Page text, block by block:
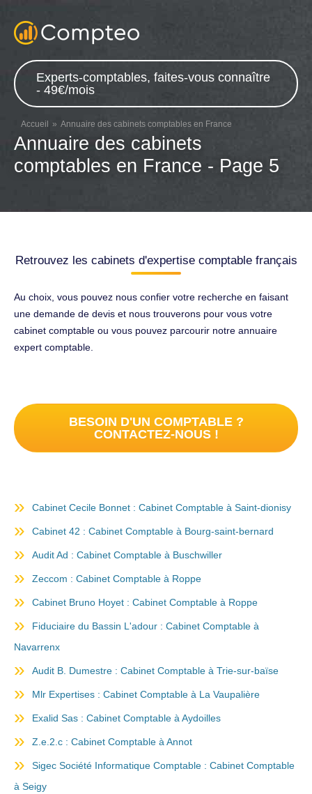
Experts-comptables, faites-vous connaître
- 49€/mois
Accueil Annuaire des cabinets comptables en France
Annuaire des cabinets
comptables en France - Page 5
Retrouvez les cabinets d'expertise comptable français
Au choix, vous pouvez nous confier votre recherche en faisant
une demande de devis et nous trouverons pour vous votre
cabinet comptable ou vous pouvez parcourir notre annuaire
expert comptable.
BESOIN D'UN COMPTABLE ?
CONTACTEZ-NOUS !
Cabinet Cecile Bonnet : Cabinet Comptable à Saint-dionisy
Cabinet 42 : Cabinet Comptable à Bourg-saint-bernard
Audit Ad : Cabinet Comptable à Buschwiller
Zeccom : Cabinet Comptable à Roppe
Cabinet Bruno Hoyet : Cabinet Comptable à Roppe
Fiduciaire du Bassin L'adour : Cabinet Comptable à
Navarrenx
Audit B. Dumestre : Cabinet Comptable à Trie-sur-baïse
Mlr Expertises : Cabinet Comptable à La Vaupalière
Exalid Sas : Cabinet Comptable à Aydoilles
Z.e.2.c : Cabinet Comptable à Annot
Sigec Société Informatique Comptable : Cabinet Comptable
à Seigy